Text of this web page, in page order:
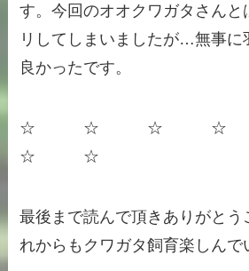
す。今回のオオクワガタさんと
リしてしまいましたが…無事に
良かったです。
☆ ☆ ☆
☆ ☆
最後まで読んで頂きありがとう
れからもクワガタ飼育楽しんで